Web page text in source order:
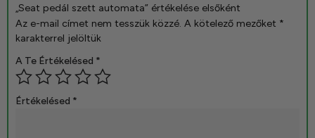
„Seat pedál szett automata” értékelése elsőként
Az e-mail címet nem tesszük közzé. A kötelező mezőket *
karakterrel jelöltük
A Te Értékelésed *
Értékelésed *